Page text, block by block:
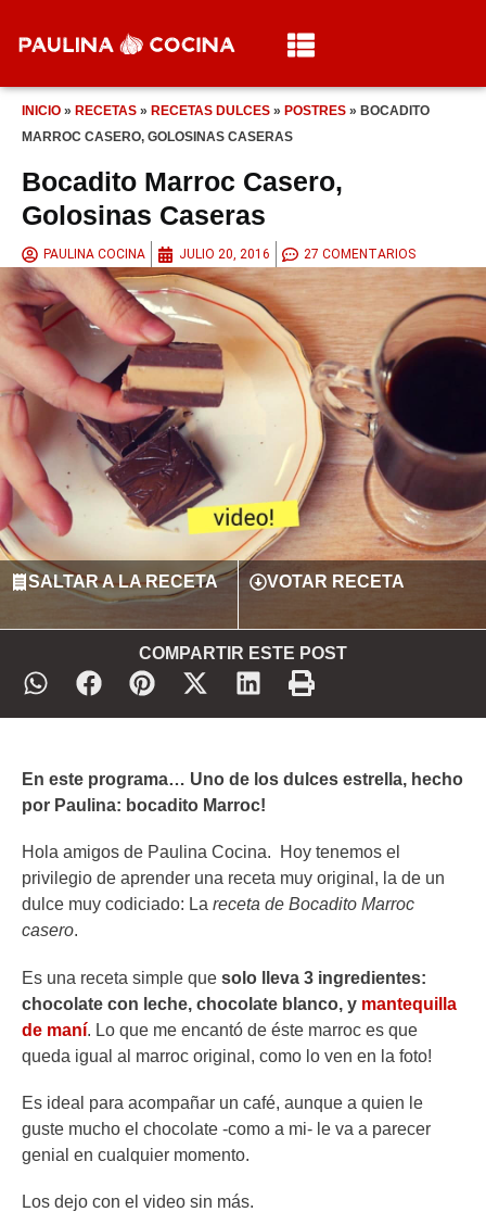
INICIO » RECETAS » RECETAS DULCES » POSTRES » BOCADITO
MARROC CASERO, GOLOSINAS CASERAS
Bocadito Marroc Casero,
Golosinas Caseras
PAULINA COCINA JULIO 20, 2016 27 COMENTARIOS
SALTAR A LA RECETA VOTAR RECETA
COMPARTIR ESTE POST
En este programa… Uno de los dulces estrella, hecho
por Paulina: bocadito Marroc!
Hola amigos de Paulina Cocina. Hoy tenemos el
privilegio de aprender una receta muy original, la de un
dulce muy codiciado: La receta de Bocadito Marroc
casero.
Es una receta simple que solo lleva 3 ingredientes:
chocolate con leche, chocolate blanco, y mantequilla
de maní. Lo que me encantó de éste marroc es que
queda igual al marroc original, como lo ven en la foto!
Es ideal para acompañar un café, aunque a quien le
guste mucho el chocolate -como a mi- le va a parecer
genial en cualquier momento.
Los dejo con el video sin más.